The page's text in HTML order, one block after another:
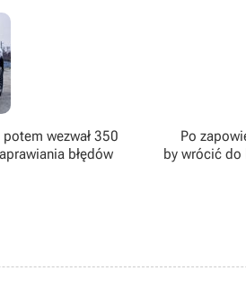
ponarzekać, ale oczywiście
wezwał 350
błędów
Po
by wrócić do